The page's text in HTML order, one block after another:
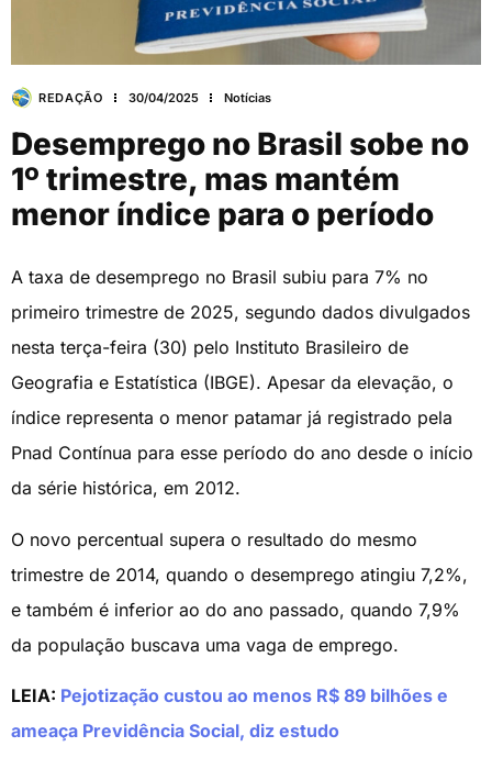
REDAÇÃO 30/04/2025 Notícias
Desemprego no Brasil sobe no
1º trimestre, mas mantém
menor índice para o período
A taxa de desemprego no Brasil subiu para 7% no
primeiro trimestre de 2025, segundo dados divulgados
nesta terça-feira (30) pelo Instituto Brasileiro de
Geografia e Estatística (IBGE). Apesar da elevação, o
índice representa o menor patamar já registrado pela
Pnad Contínua para esse período do ano desde o início
da série histórica, em 2012.
O novo percentual supera o resultado do mesmo
trimestre de 2014, quando o desemprego atingiu 7,2%,
e também é inferior ao do ano passado, quando 7,9%
da população buscava uma vaga de emprego.
LEIA: Pejotização custou ao menos R$ 89 bilhões e
ameaça Previdência Social, diz estudo